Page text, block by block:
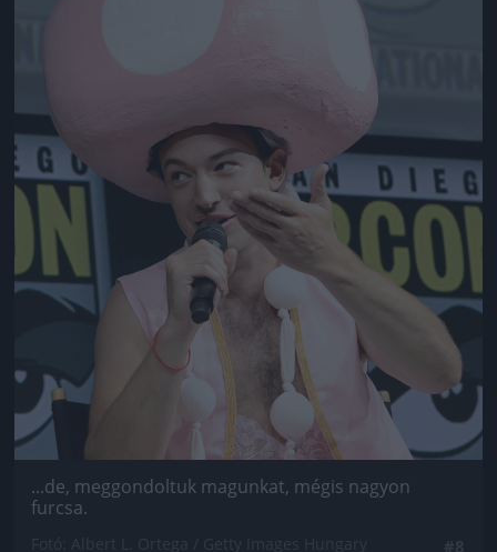
...de, meggondoltuk magunkat, mégis nagyon
furcsa.